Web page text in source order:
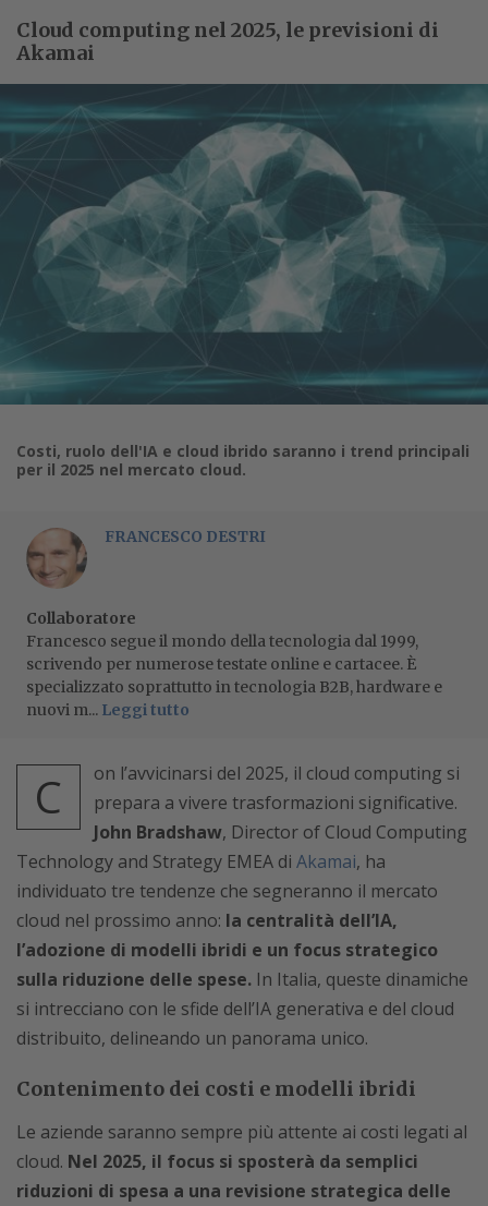
Cloud computing nel 2025, le previsioni di
Akamai
Costi, ruolo dell'IA e cloud ibrido saranno i trend principali
per il 2025 nel mercato cloud.
FRANCESCO DESTRI
Collaboratore
Francesco segue il mondo della tecnologia dal 1999,
scrivendo per numerose testate online e cartacee. È
specializzato soprattutto in tecnologia B2B, hardware e
nuovi m... Leggi tutto
C
on l’avvicinarsi del 2025, il cloud computing si
prepara a vivere trasformazioni significative.
John Bradshaw, Director of Cloud Computing
Technology and Strategy EMEA di Akamai, ha
individuato tre tendenze che segneranno il mercato
cloud nel prossimo anno: la centralità dell’IA,
l’adozione di modelli ibridi e un focus strategico
sulla riduzione delle spese. In Italia, queste dinamiche
si intrecciano con le sfide dell’IA generativa e del cloud
distribuito, delineando un panorama unico.
Contenimento dei costi e modelli ibridi
Le aziende saranno sempre più attente ai costi legati al
cloud. Nel 2025, il focus si sposterà da semplici
riduzioni di spesa a una revisione strategica delle